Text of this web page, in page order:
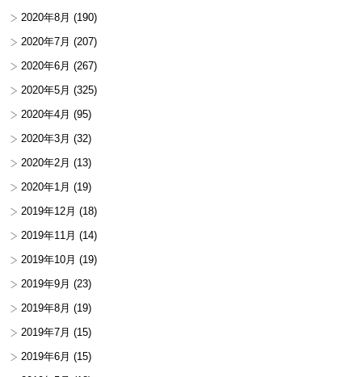
2020年8月 (190)
2020年7月 (207)
2020年6月 (267)
2020年5月 (325)
2020年4月 (95)
2020年3月 (32)
2020年2月 (13)
2020年1月 (19)
2019年12月 (18)
2019年11月 (14)
2019年10月 (19)
2019年9月 (23)
2019年8月 (19)
2019年7月 (15)
2019年6月 (15)